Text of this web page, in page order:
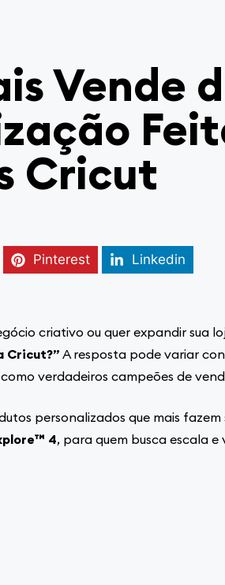
Vende
Cricut
Pinterest Linkedin
criativo ou quer expandir sua
Cricut?” A resposta pode variar
verdadeiros campeões de
personalizados que mais fazem
4, para quem busca escala